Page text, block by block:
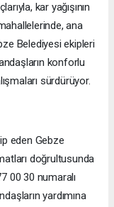
kar yağışının
ana
Belediyesi ekipleri
konforlu
sürdürüyor.
eden Gebze
doğrultusunda
00 30 numaralı
yardımına